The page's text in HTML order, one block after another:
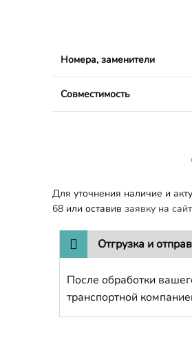
Номера, заменители
Совместимость
Для уточнения наличие и
68 или оставив заявку на
Отгрузка и
После обработки
транспортной